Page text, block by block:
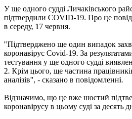
У ще одного судді Личаківського
підтвердили COVID-19. Про це
в середу, 17 червня.
"Підтверджено ще один випадок
коронавірус Covid-19. За
тестування у ще одного судді
2. Крім цього, ще частина
аналізів", - сказано в повідомленні.
Відзначимо, що це вже шостий
коронавірусу в цьому суді за десять